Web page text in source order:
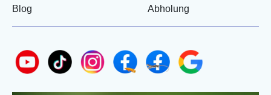
Blog
Abholung